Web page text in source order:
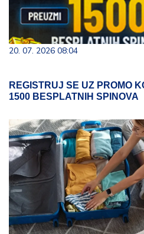
20. 07. 2026 08:04
REGISTRUJ SE UZ PROMO
1500 BESPLATNIH SPINOVA